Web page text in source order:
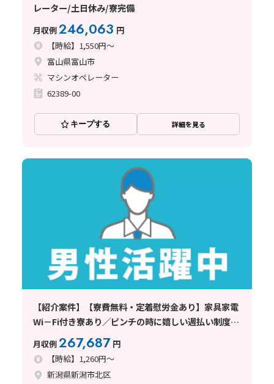
レーター/土日休み/寮完備
月収例246,063 円
【時給】1,550円～
富山県富山市
マシンオペレーター
62389-00
キープする 詳細を見る
【紹介案件】【寮費無料・定着慰労金あり】家具家電
Wi－Fi付き寮あり／ピンチの時に嬉しい週払い制度あ
り／未経験者歓迎／各種手当あり
月収例267,687 円
【時給】1,260円～
新潟県新潟市北区